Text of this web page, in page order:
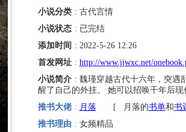
小说分类 : 古代言情
小说状态 : 已完结
添加时间 : 2022-5-26 12:26
首发网址 : http://www.jjwxc.net/
小说简介 : 魏瑾穿越古代十六年，突遇
醒了自己的外挂。 她可以招唤千年后
推书大佬 : 月落 [ 月落的书单和书
推书理由 : 女频精品